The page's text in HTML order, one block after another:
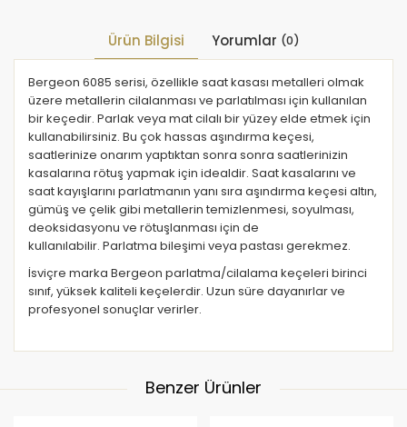
Ürün Bilgisi Yorumlar (0)
Bergeon 6085 serisi, özellikle saat kasası metalleri olmak
üzere metallerin cilalanması ve parlatılması için kullanılan
bir keçedir. Parlak veya mat cilalı bir yüzey elde etmek için
kullanabilirsiniz. Bu çok hassas aşındırma keçesi,
saatlerinize onarım yaptıktan sonra sonra saatlerinizin
kasalarına rötuş yapmak için idealdir. Saat kasalarını ve
saat kayışlarını parlatmanın yanı sıra aşındırma keçesi altın,
gümüş ve çelik gibi metallerin temizlenmesi, soyulması,
deoksidasyonu ve rötuşlanması için de
kullanılabilir. Parlatma bileşimi veya pastası gerekmez.
İsviçre marka Bergeon parlatma/cilalama keçeleri birinci
sınıf, yüksek kaliteli keçelerdir. Uzun süre dayanırlar ve
profesyonel sonuçlar verirler.
Benzer Ürünler